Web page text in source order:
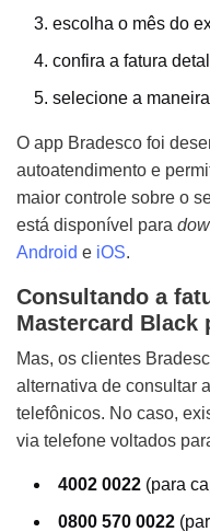
escolha o mês do
confira a fatura
selecione a
O app Bradesco foi
autoatendimento e
maior controle sobre o
está disponível para
Android e iOS.
Consultando a
Mastercard Black
Mas, os clientes
alternativa de consultar
telefônicos. No caso,
via telefone voltados
4002 0022 (para
0800 570 0022